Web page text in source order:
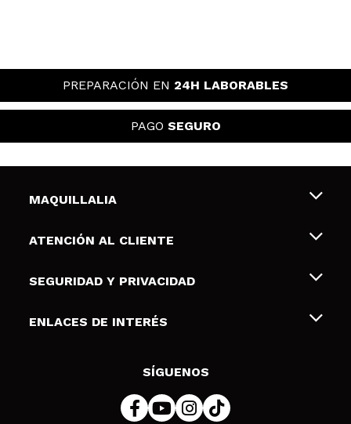
PREPARACIÓN EN 24H LABORABLES
PAGO SEGURO
MAQUILLALIA
Sobre nosotros
Tarjetas de Regalo
ATENCIÓN AL CLIENTE
Envíos y devoluciones
Formas de pago
SEGURIDAD Y PRIVACIDAD
Terminos y condiciones de uso
Política de cookies
ENLACES DE INTERÉS
SÍGUENOS